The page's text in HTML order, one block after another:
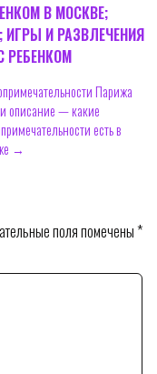
В МОСКВЕ;
И РАЗВЛЕЧЕНИЯ
РЕБЕНКОМ
Парижа
описание — какие
есть в
→
поля помечены*